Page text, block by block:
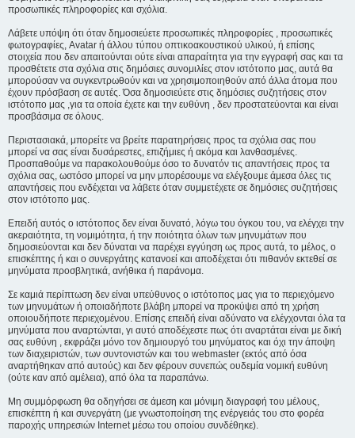
προσωπικές πληροφορίες και σχόλια.
Λάβετε υπόψη ότι όταν δημοσιεύετε προσωπικές πληροφορίες , προσωπικές
φωτογραφίες, Avatar ή άλλου τύπου οπτικοακουστικού υλικού, ή επίσης
στοιχεία που δεν απαιτούνται ούτε είναι απαραίτητα για την εγγραφή σας και τα
προσθέτετε στα σχόλια στις δημόσιες συνομιλίες στον ιστότοπο μας, αυτά θα
μπορούσαν να συγκεντρωθούν και να χρησιμοποιηθούν από άλλα άτομα που
έχουν πρόσβαση σε αυτές. Όσα δημοσιεύετε στις δημόσιες συζητήσεις στον
ιστότοπο μας ,για τα οποία έχετε και την ευθύνη , δεν προστατεύονται και είναι
προσβάσιμα σε όλους.
Περιστασιακά, μπορείτε να βρείτε παρατηρήσεις προς τα σχόλια σας που
μπορεί να σας είναι δυσάρεστες, επιζήμιες ή ακόμα και λανθασμένες.
Προσπαθούμε να παρακολουθούμε όσο το δυνατόν τις απαντήσεις προς τα
σχόλια σας, ωστόσο μπορεί να μην μπορέσουμε να ελέγξουμε άμεσα όλες τις
απαντήσεις που ενδέχεται να λάβετε όταν συμμετέχετε σε δημόσιες συζητήσεις
στον ιστότοπο μας.
Επειδή αυτός ο ιστότοπος δεν είναι δυνατό, λόγω του όγκου του, να ελέγχει την
ακεραιότητα, τη νομιμότητα, ή την ποιότητα όλων των μηνυμάτων που
δημοσιεύονται και δεν δύναται να παρέχει εγγύηση ως προς αυτά, το μέλος, ο
επισκέπτης ή και ο συνεργάτης κατανοεί και αποδέχεται ότι πιθανόν εκτεθεί σε
μηνύματα προσβλητικά, ανήθικα ή παράνομα.
Σε καμιά περίπτωση δεν είναι υπεύθυνος ο ιστότοπος μας για το περιεχόμενο
των μηνυμάτων ή οποιαδήποτε βλάβη μπορεί να προκύψει από τη χρήση
οποιουδήποτε περιεχομένου. Επίσης επειδή είναι αδύνατο να ελέγχονται όλα τα
μηνύματα που αναρτώνται, γι αυτό αποδέχεστε πως ότι αναρτάται είναι με δική
σας ευθύνη , εκφράζει μόνο τον δημιουργό του μηνύματος και όχι την άποψη
των διαχειριστών, των συντονιστών και του webmaster (εκτός από όσα
αναρτήθηκαν από αυτούς) και δεν φέρουν συνεπώς ουδεμία νομική ευθύνη
(ούτε καν από αμέλεια), από όλα τα παραπάνω.
Μη συμμόρφωση θα οδηγήσει σε άμεση και μόνιμη διαγραφή του μέλους,
επισκέπτη ή και συνεργάτη (με γνωστοποίηση της ενέργειάς του στο φορέα
παροχής υπηρεσιών Internet μέσω του οποίου συνδέθηκε).